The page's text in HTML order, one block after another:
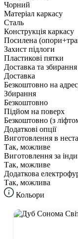
Чорний
Матеріал каркасу
Сталь
Конструкція каркасу
Посилена
Захист підлоги
Пластикові пятки
Доставка та збирання
Доставка
Безкоштовно на
Збирання
Безкоштовно
Підйом на поверх
Безкоштовно (з
Додаткові опції
Виготовлення в
Так, можливе
Виготовлення за
Так, можливе
Додаткова
Так, можлива
Кольори